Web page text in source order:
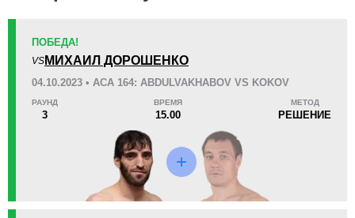
KO/TKO
0
РЕШ
2(67%)
9:09 12
Статистика боев по организациям
ПОБЕДА!
VS МИХАИЛ ДОРОШЕНКО
04.10.2023 • ACA 164: ABDULVAKHABOV VS KOKOV
РАУНД
3
ВРЕМЯ
15.00
МЕТОД
РЕШЕНИЕ